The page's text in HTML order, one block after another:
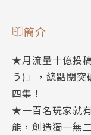
簡介
★月流量十億投
う)」，總點閱
四集！
★一百名玩家就
能，創造獨一無